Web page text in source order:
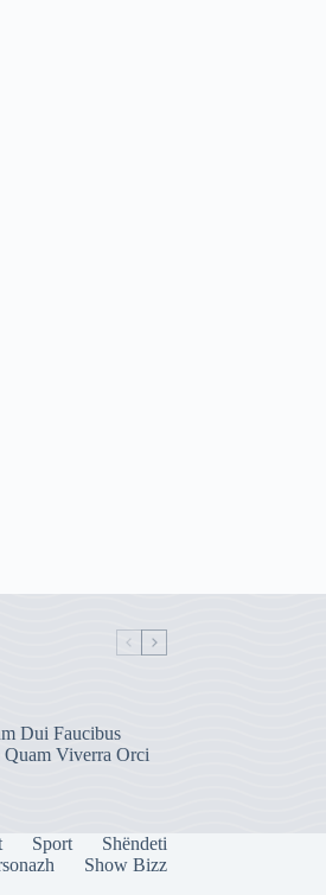
Dui Faucibus
Quam Viverra Orci
Sport
Shëndeti
Show Bizz